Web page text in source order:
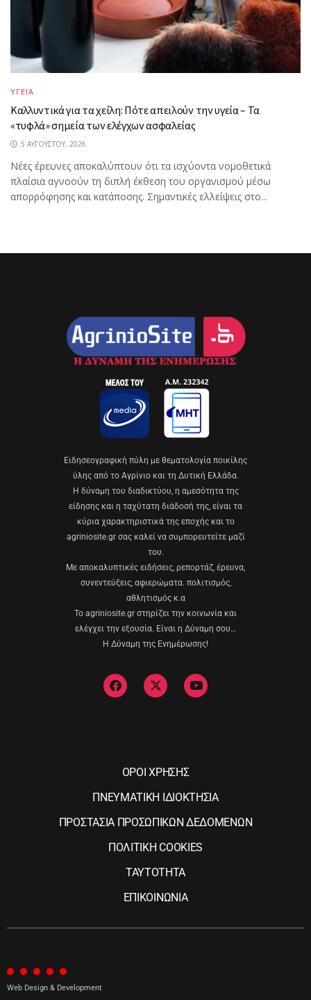
ΥΓΕΙΑ
Καλλυντικά για τα χείλη: Πότε απειλούν την υγεία – Τα
«τυφλά» σημεία των ελέγχων ασφαλείας
5 ΑΥΓΟΎΣΤΟΥ, 2026
Νέες έρευνες αποκαλύπτουν ότι τα ισχύοντα νομοθετικά
πλαίσια αγνοούν τη διπλή έκθεση του οργανισμού μέσω
απορρόφησης και κατάποσης. Σημαντικές ελλείψεις στο...
Eιδησεογραφική πύλη με θεματολογία ποικίλης
ύλης από το Αγρίνιο και τη Δυτική Ελλάδα.
Η δύναμη του διαδικτύου, η αμεσότητα της
είδησης και η ταχύτατη διάδοσή της, είναι τα
κύρια χαρακτηριστικά της εποχής και το
agriniosite.gr σας καλεί να συμπορευτείτε μαζί
του.
Με αποκαλυπτικές ειδήσεις, ρεπορτάζ, έρευνα,
συνεντεύξεις, αφιερώματα. πολιτισμός,
αθλητισμός κ.α
Το agriniosite.gr στηρίζει την κοινωνία και
ελέγχει την εξουσία. Είναι η Δύναμη σου…
Η Δύναμη της Ενημέρωσης!
ΟΡΟΙ ΧΡΗΣΗΣ
ΠΝΕΥΜΑΤΙΚΗ ΙΔΙΟΚΤΗΣΙΑ
ΠΡΟΣΤΑΣΙΑ ΠΡΟΣΩΠΙΚΩΝ ΔΕΔΟΜΕΝΩΝ
ΠΟΛΙΤΙΚΗ COOKIES
ΤΑΥΤΟΤΗΤΑ
ΕΠΙΚΟΙΝΩΝΙΑ
Web Design & Development